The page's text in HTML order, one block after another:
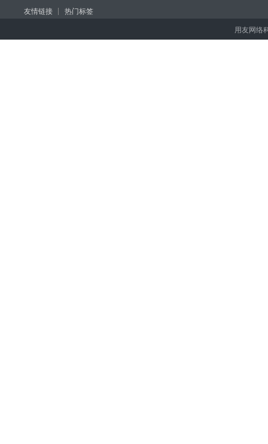
友情链接 热门标签
用友网络